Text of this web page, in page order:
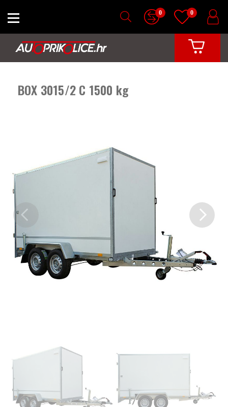
0 0
BOX 3015/2 C 1500 kg
Previous Next